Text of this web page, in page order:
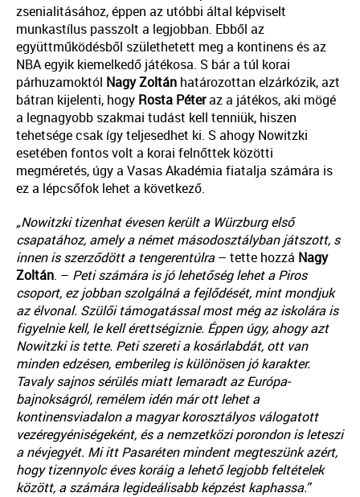
zsenialitásához, éppen az utóbbi által képviselt
munkastílus passzolt a legjobban. Ebből az
együttműködésből születhetett meg a kontinens és az
NBA egyik kiemelkedő játékosa. S bár a túl korai
párhuzamoktól Nagy Zoltán határozottan elzárkózik, azt
bátran kijelenti, hogy Rosta Péteraz a játékos, aki mögé
a legnagyobb szakmai tudást kell tenniük, hiszen
tehetsége csak így teljesedhet ki. S ahogy Nowitzki
esetében fontos volt a korai felnőttek közötti
megméretés, úgy a Vasas Akadémia fiatalja számára is
ez a lépcsőfok lehet a következő.
„Nowitzki tizenhat évesen került a Würzburg első
csapatához, amely a német másodosztályban játszott, s
innen is szerződött a tengerentúlra– tette hozzá Nagy
Zoltán. – Peti számára is jó lehetőség lehet a Piros
csoport, ez jobban szolgálná a fejlődését, mint mondjuk
az élvonal. Szülői támogatással most még az iskolára is
figyelnie kell, le kell érettségiznie. Éppen úgy, ahogy azt
Nowitzki is tette. Peti szereti a kosárlabdát, ott van
minden edzésen, emberileg is különösen jó karakter.
Tavaly sajnos sérülés miatt lemaradt az Európa-
bajnokságról, remélem idén már ott lehet a
kontinensviadalon a magyar korosztályos válogatott
vezéregyéniségeként, és a nemzetközi porondon is leteszi
a névjegyét. Mi itt Pasaréten mindent megteszünk azért,
hogy tizennyolc éves koráig a lehető legjobb feltételek
között, a számára legideálisabb képzést kaphassa.”